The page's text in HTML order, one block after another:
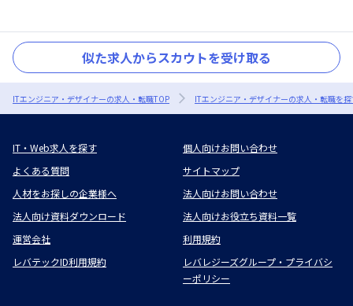
似た求人からスカウトを受け取る
ITエンジニア・デザイナーの求人・転職TOP ITエンジニア・デザイナーの求人・転職を
IT・Web求人を探す
個人向けお問い合わせ
よくある質問
サイトマップ
人材をお探しの企業様へ
法人向けお問い合わせ
法人向け資料ダウンロード
法人向けお役立ち資料一覧
運営会社
利用規約
レバテックID利用規約
レバレジーズグループ・プライバシ
ーポリシー